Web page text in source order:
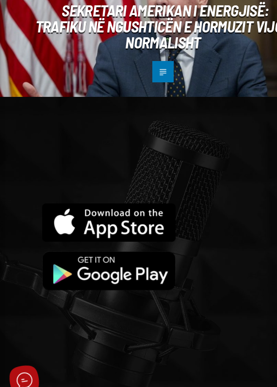
SEKRETARI AMERIKAN I ENERGJISË:
TRAFIKU NË NGUSHTICËN E HORMUZIT
NORMALISHT